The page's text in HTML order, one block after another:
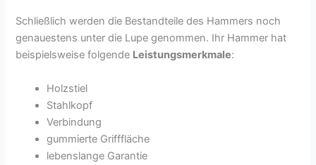
Schließlich werden die Bestandteile des Hammers noch
genauestens unter die Lupe genommen. Ihr Hammer hat
beispielsweise folgende Leistungsmerkmale:
Holzstiel
Stahlkopf
Verbindung
gummierte Grifffläche
lebenslange Garantie